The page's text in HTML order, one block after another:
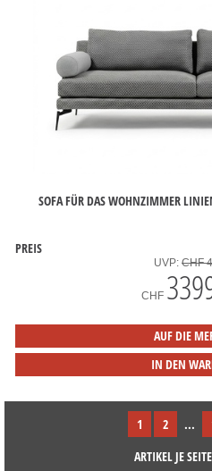
SOFA FÜR DAS WOHNZIMMER
PREIS
UVP: CHF
CHF
AUF DIE
IN DEN
1 2 ...
ARTIKEL JE